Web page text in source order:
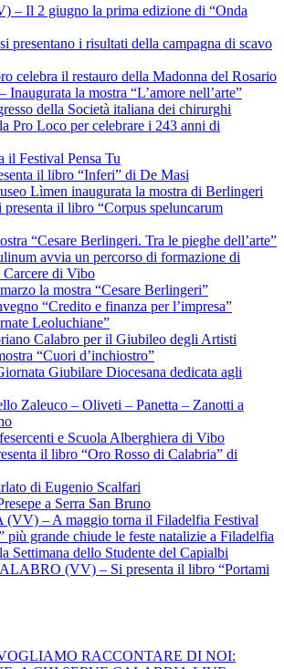
– Il 2 giugno la prima edizione di “Onda
presentano i risultati della campagna di scavo
celebra il restauro della Madonna del Rosario
la mostra “L’amore nell’arte”
della Società italiana dei chirurghi
Pro Loco per celebrare i 243 anni di
Festival Pensa Tu
il libro “Inferi” di De Masi
Lìmen inaugurata la mostra di Berlingeri
il libro “Corpus speluncarum
“Cesare Berlingeri. Tra le pieghe dell’arte”
avvia un percorso di formazione di
Carcere di Vibo
la mostra “Cesare Berlingeri”
“Credito e finanza per l’impresa”
Leoluchiane”
Calabro per il Giubileo degli Artisti
“Cuori d’inchiostro”
Giubilare Diocesana dedicata agli
Zaleuco – Oliveti – Panetta – Zanotti a
e Scuola Alberghiera di Vibo
il libro “Oro Rosso di Calabria” di
di Eugenio Scalfari
a Serra San Bruno
– A maggio torna il Filadelfia Festival
più grande chiude le feste natalizie a Filadelfia
Settimana dello Studente del Capialbi
(VV) – Si presenta il libro “Portami
RACCONTARE DI NOI: